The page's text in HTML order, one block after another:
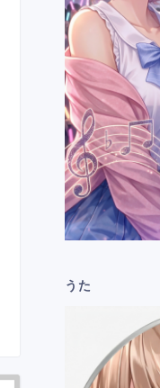
うた